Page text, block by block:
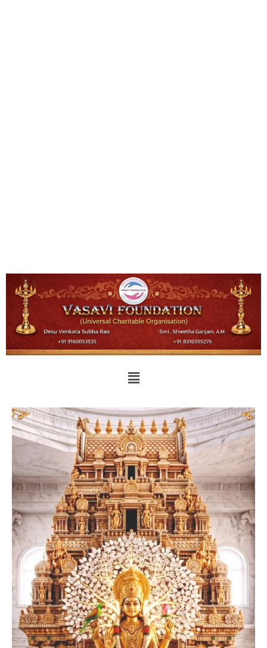
Sri Desu Venkata Subbarao
Founder President, Tirupati